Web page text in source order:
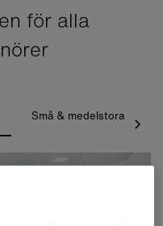
för alla
Små & medelstora